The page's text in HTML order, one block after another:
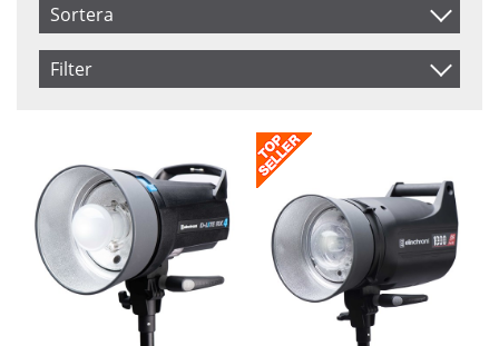
Sortera
Artikelkod
Inkl. Moms
Filter
Pris
Ej i lager